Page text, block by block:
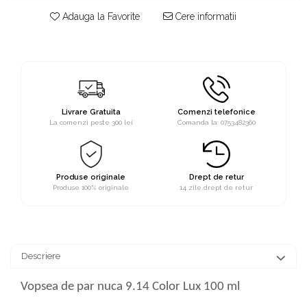
Adauga la Favorite Cere informatii
Livrare Gratuita
La comenzi peste 300 lei
Comenzi telefonice
Comanda la: 0753482360
Produse originale
Produse 100% originale
Drept de retur
14 zile drept de retur
Descriere
Vopsea de par nuca 9.14 Color Lux 100 ml